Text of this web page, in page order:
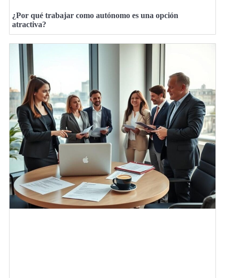
¿Por qué trabajar como autónomo es una opción
atractiva?